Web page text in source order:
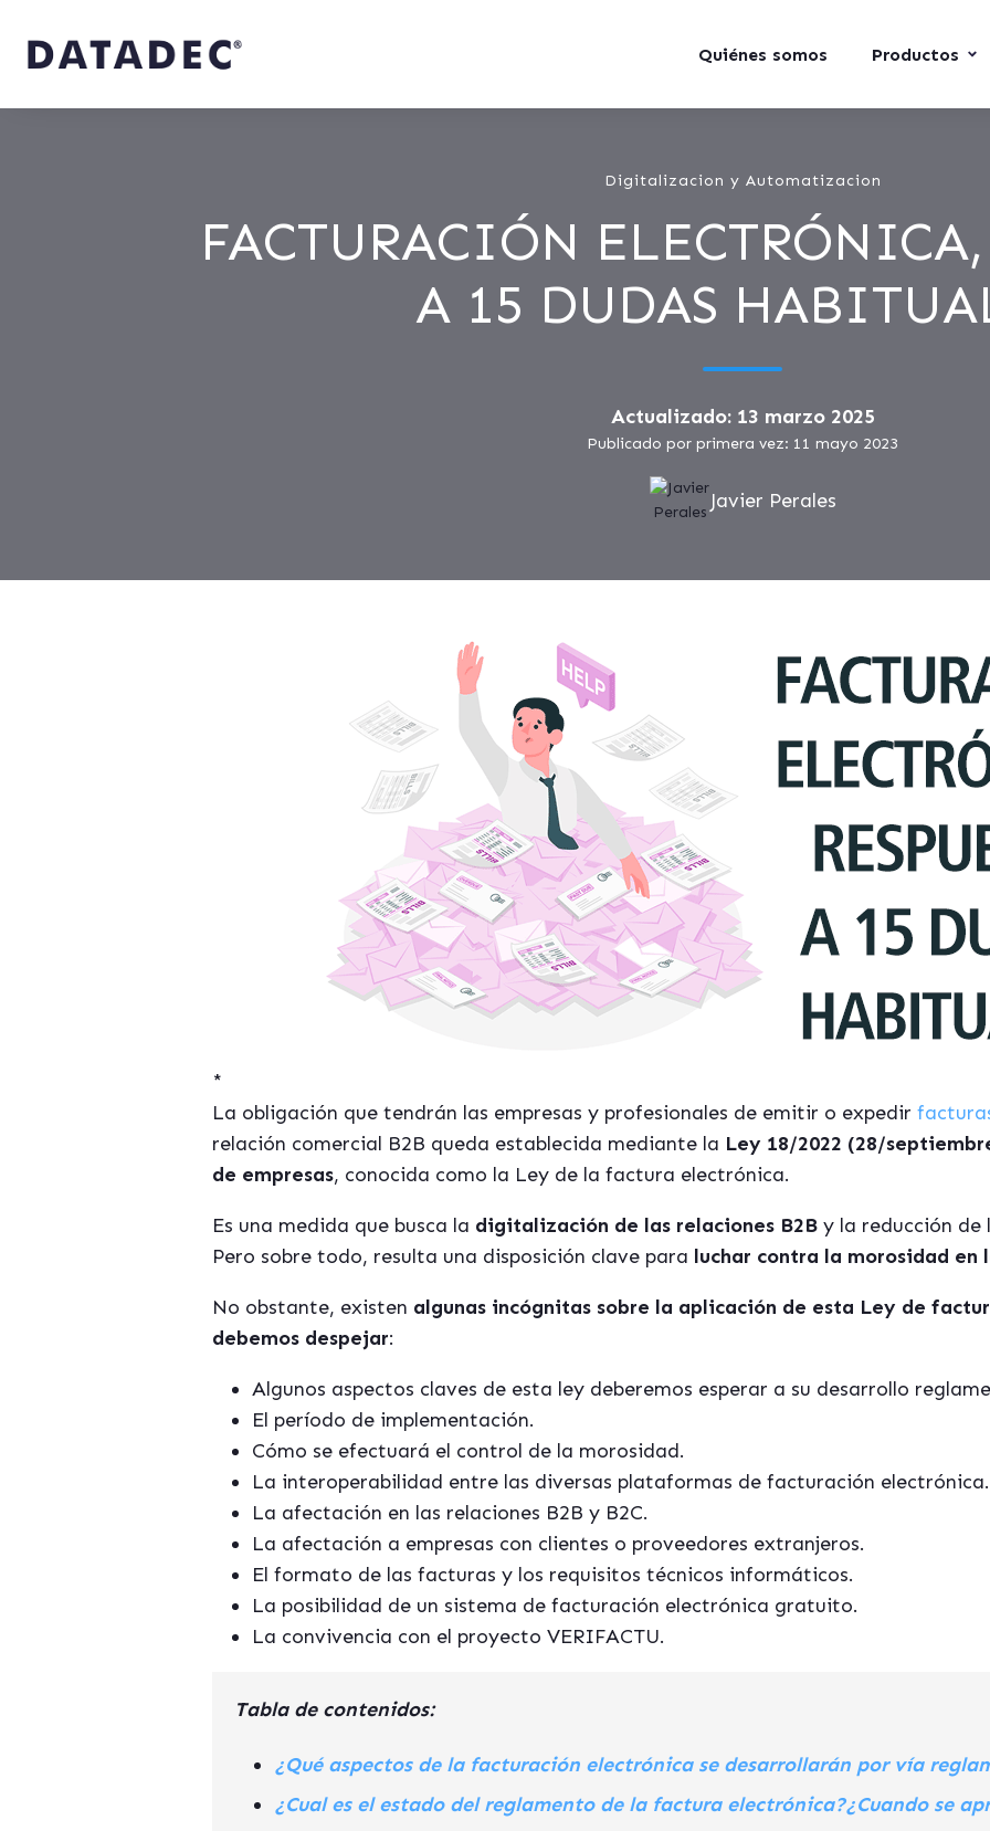
Quiénes somos Productos
Digitalizacion y Automatizacion
FACTURACIÓN ELECTRÓNICA,
A 15 DUDAS
Actualizado: 13 marzo 2025
Publicado por primera vez: 11 mayo 2023
Javier Perales
*
La obligación que tendrán las empresas y profesionales de emitir o expedir
relación comercial B2B queda establecida mediante la Ley 18/2022 (28/
de empresas, conocida como la Ley de la factura electrónica.
Es una medida que busca la digitalización de las relaciones B2B y la reducción de
Pero sobre todo, resulta una disposición clave para luchar contra la morosidad en
No obstante, existen algunas incógnitas sobre la aplicación de esta Ley de
debemos despejar:
Algunos aspectos claves de esta ley deberemos esperar a su desarrollo
El período de implementación.
Cómo se efectuará el control de la morosidad.
La interoperabilidad entre las diversas plataformas de facturación electrónica.
La afectación en las relaciones B2B y B2C.
La afectación a empresas con clientes o proveedores extranjeros.
El formato de las facturas y los requisitos técnicos informáticos.
La posibilidad de un sistema de facturación electrónica gratuito.
La convivencia con el proyecto VERIFACTU.
Tabla de contenidos:
¿Qué aspectos de la facturación electrónica se desarrollarán por vía
¿Cual es el estado del reglamento de la factura electrónica?¿Cuando se